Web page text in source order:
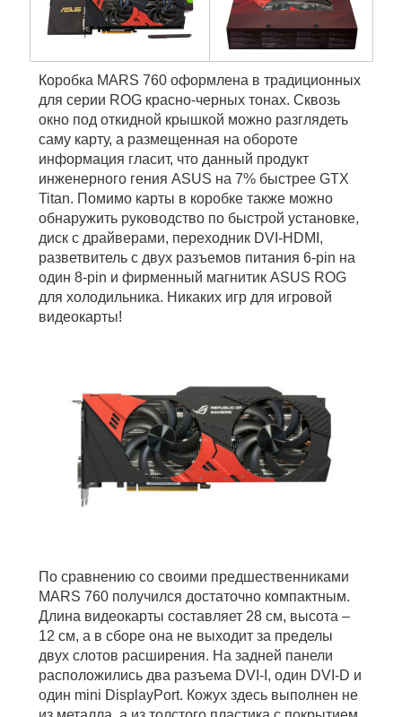
Коробка MARS 760 оформлена в традиционных
для серии ROG красно-черных тонах. Сквозь
окно под откидной крышкой можно разглядеть
саму карту, а размещенная на обороте
информация гласит, что данный продукт
инженерного гения ASUS на 7% быстрее GTX
Titan. Помимо карты в коробке также можно
обнаружить руководство по быстрой установке,
диск с драйверами, переходник DVI-HDMI,
разветвитель с двух разъемов питания 6-pin на
один 8-pin и фирменный магнитик ASUS ROG
для холодильника. Никаких игр для игровой
видеокарты!
По сравнению со своими предшественниками
MARS 760 получился достаточно компактным.
Длина видеокарты составляет 28 см, высота –
12 см, а в сборе она не выходит за пределы
двух слотов расширения. На задней панели
расположились два разъема DVI-I, один DVI-D и
один mini DisplayPort. Кожух здесь выполнен не